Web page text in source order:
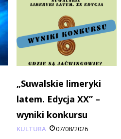
„Suwalskie limeryki
latem. Edycja XX” –
wyniki konkursu
KULTURA 07/08/2026